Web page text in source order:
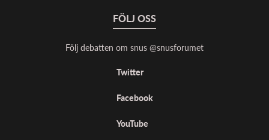
FÖLJ OSS
Följ debatten om snus @snusforumet
Twitter
Facebook
YouTube